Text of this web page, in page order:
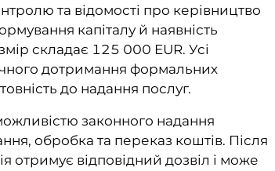
та відомості про керівництво
капіталу й наявність
складає 125 000 EUR. Усі
дотримання формальних
до надання послуг.
законного надання
обробка та переказ коштів. Після
отримує відповідний дозвіл і може